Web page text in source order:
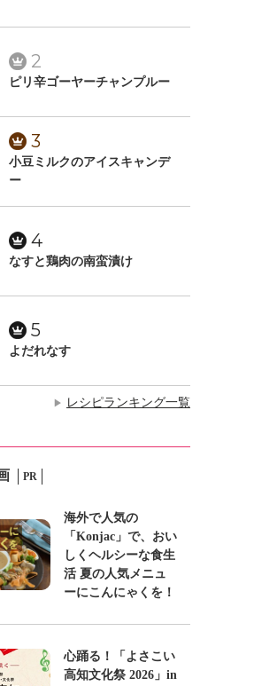
2
ピリ辛ゴーヤーチャンプルー
3
小豆ミルクのアイスキャンデ
ー
4
なすと鶏肉の南蛮漬け
5
よだれなす
▶ レシピランキング一覧
PR
海外で人気の
「Konjac」で、おい
しくヘルシーな食生
活 夏の人気メニュ
ーにこんにゃくを！
心踊る！「よさこい
高知文化祭 2026」in